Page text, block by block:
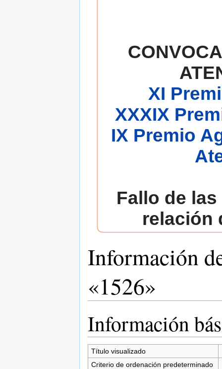
XI
XXXIX
IX Premio
Fallo de
relación
Información
«1526»
Información
Título visualizado
Criterio de ordenación predeterminado